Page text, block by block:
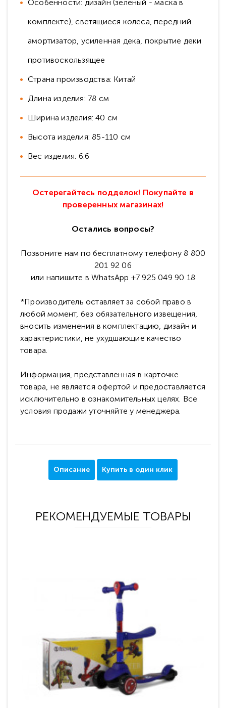
Особенности: дизайн (зеленый - маска в
комплекте), светящиеся колеса, передний
амортизатор, усиленная дека, покрытие деки
противоскользящее
Страна производства: Китай
Длина изделия: 78 см
Ширина изделия: 40 см
Высота изделия: 85-110 см
Вес изделия: 6.6
Остерегайтесь подделок! Покупайте в
проверенных магазинах!
Остались вопросы?
Позвоните нам по бесплатному телефону 8 800
201 92 06
или напишите в WhatsApp +7 925 049 90 18
*Производитель оставляет за собой право в
любой момент, без обязательного извещения,
вносить изменения в комплектацию, дизайн и
характеристики, не ухудшающие качество
товара.
Информация, представленная в карточке
товара, не является офертой и предоставляется
исключительно в ознакомительных целях. Все
условия продажи уточняйте у менеджера.
Описание Купить в один клик
РЕКОМЕНДУЕМЫЕ ТОВАРЫ